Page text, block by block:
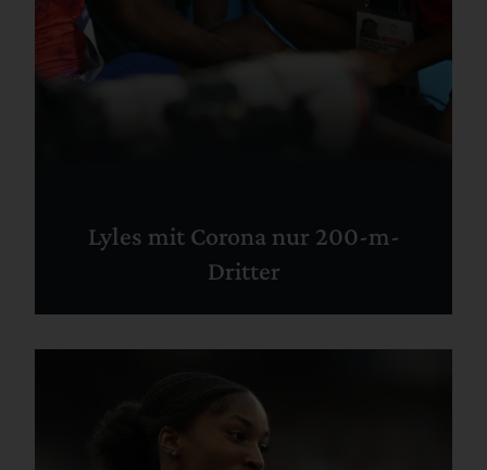
Lyles mit Corona nur 200-m-
Dritter